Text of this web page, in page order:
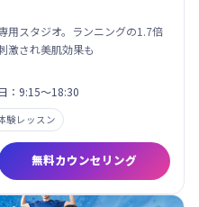
用スタジオ。ランニングの1.7倍
激され美肌効果も
：9:15～18:30
験レッスン
無料カウンセリング